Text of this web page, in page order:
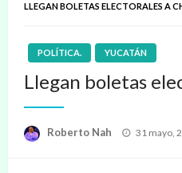
LLEGAN BOLETAS ELECTORALES A
POLÍTICA. YUCATÁN
Llegan boletas
Roberto Nah
Publicado
31 mayo,